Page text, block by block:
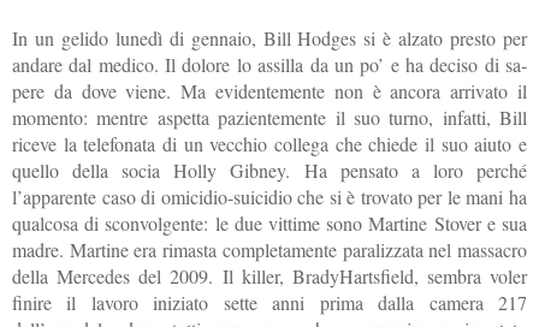
In un gelido lunedì di gennaio, Bill Hodges si è alzato presto per
andare dal medico. Il dolore lo assilla da un po’ e ha deciso di sa­
pere da dove viene. Ma evidentemente non è ancora arrivato il
momento: mentre aspetta pazientemente il suo turno, infatti, Bill
riceve la telefonata di un vecchio collega che chiede il suo aiuto e
quello della socia Holly Gibney. Ha pensato a loro perché
l’apparente caso di omicidio-suicidio che si è trovato per le mani ha
qualcosa di sconvolgente: le due vittime sono Martine Stover e sua
madre. Martine era rimasta completamente paralizzata nel massacro
della Mercedes del 2009. Il killer, BradyHartsfield, sembra voler
finire il la­voro iniziato sette anni prima dalla camera 217